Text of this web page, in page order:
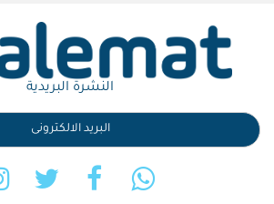
النشرة البريدية